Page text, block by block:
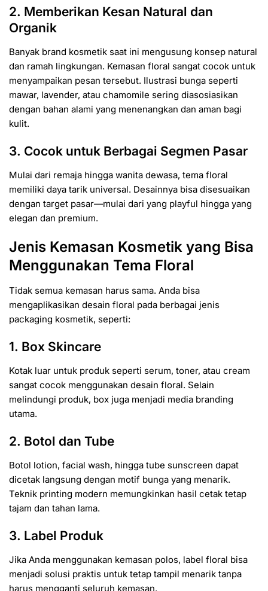
2. Memberikan Kesan Natural dan
Organik
Banyak brand kosmetik saat ini mengusung konsep natural
dan ramah lingkungan. Kemasan floral sangat cocok untuk
menyampaikan pesan tersebut. Ilustrasi bunga seperti
mawar, lavender, atau chamomile sering diasosiasikan
dengan bahan alami yang menenangkan dan aman bagi
kulit.
3. Cocok untuk Berbagai Segmen Pasar
Mulai dari remaja hingga wanita dewasa, tema floral
memiliki daya tarik universal. Desainnya bisa disesuaikan
dengan target pasar—mulai dari yang playful hingga yang
elegan dan premium.
Jenis Kemasan Kosmetik yang Bisa
Menggunakan Tema Floral
Tidak semua kemasan harus sama. Anda bisa
mengaplikasikan desain floral pada berbagai jenis
packaging kosmetik, seperti:
1. Box Skincare
Kotak luar untuk produk seperti serum, toner, atau cream
sangat cocok menggunakan desain floral. Selain
melindungi produk, box juga menjadi media branding
utama.
2. Botol dan Tube
Botol lotion, facial wash, hingga tube sunscreen dapat
dicetak langsung dengan motif bunga yang menarik.
Teknik printing modern memungkinkan hasil cetak tetap
tajam dan tahan lama.
3. Label Produk
Jika Anda menggunakan kemasan polos, label floral bisa
menjadi solusi praktis untuk tetap tampil menarik tanpa
harus mengganti seluruh kemasan.